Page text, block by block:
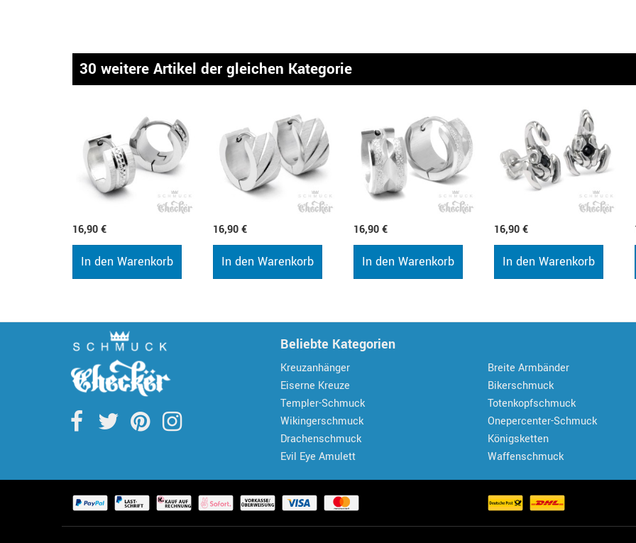
30 weitere Artikel der gleichen Kategorie
16,90 €
In den Warenkorb
16,90 €
In den Warenkorb
16,90 €
In den Warenkorb
16,90 €
In den Warenkorb
Beliebte Kategorien
Kreuzanhänger
Eiserne Kreuze
Templer-Schmuck
Wikingerschmuck
Drachenschmuck
Evil Eye Amulett
Breite Armbänder
Bikerschmuck
Totenkopfschmuck
Onepercenter-Schmuck
Königsketten
Waffenschmuck